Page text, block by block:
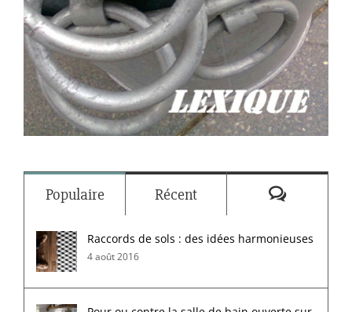
Populaire Récent
Raccords de sols : des idées harmonieuses
4 août 2016